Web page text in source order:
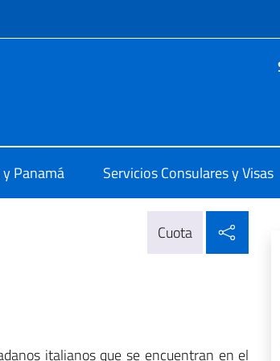
y menú
Panamá Servicios Consulares y Visas
Cuota
italianos que se encuentran en el